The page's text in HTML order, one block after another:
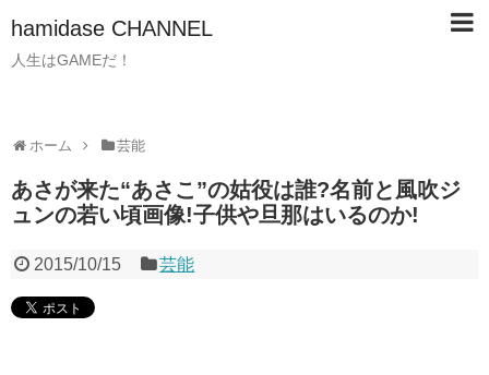
hamidase CHANNEL
人生はGAMEだ！
ホーム 芸能
あさが来た“あさこ”の姑役は誰?名前と風吹ジ
ュンの若い頃画像!子供や旦那はいるのか!
2015/10/15 芸能